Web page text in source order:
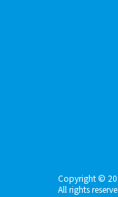
Copyright ©
All rights